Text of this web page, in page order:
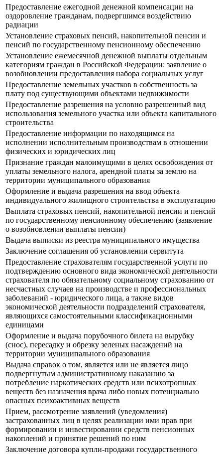
Предоставление ежегодной денежной компенсации на
оздоровление гражданам, подвергшимся воздействию
радиации
Установление страховых пенсий, накопительной пенсии и
пенсий по государственному пенсионному обеспечению
Установление ежемесячной денежной выплаты отдельным
категориям граждан в Российской Федерации: заявление о
возобновлении предоставления набора социальных услуг
Предоставление земельных участков в собственность за
плату под существующими объектами недвижимости
Предоставление разрешения на условно разрешенный вид
использования земельного участка или объекта капитального
строительства
Предоставление информации по находящимся на
исполнении исполнительным производствам в отношении
физических и юридических лиц
Признание граждан малоимущими в целях освобождения от
уплаты земельного налога, арендной платы за землю на
территории муниципального образования
Оформление и выдача разрешения на ввод объекта
индивидуального жилищного строительства в эксплуатацию
Выплата страховых пенсий, накопительной пенсии и пенсий
по государственному пенсионному обеспечению (заявление
о возобновлении выплаты пенсии)
Выдача выписки из реестра муниципального имущества
Заключение соглашения об установлении сервитута
Предоставление страхователям государственной услуги по
подтверждению основного вида экономической деятельности
страхователя по обязательному социальному страхованию от
несчастных случаев на производстве и профессиональных
заболеваний - юридического лица, а также видов
экономической деятельности подразделений страхователя,
являющихся самостоятельными классификационными
единицами
Оформление и выдача порубочного билета на вырубку
(снос), пересадку и обрезку зеленых насаждений на
территории муниципального образования
Выдача справок о том, является или не является лицо
подвергнутым административному наказанию за
потребление наркотических средств или психотропных
веществ без назначения врача либо новых потенциально
опасных психоактивных веществ
Прием, рассмотрение заявлений (уведомления)
застрахованных лиц в целях реализации ими прав при
формировании и инвестировании средств пенсионных
накоплений и принятие решений по ним
Заключение договора купли-продажи государственного